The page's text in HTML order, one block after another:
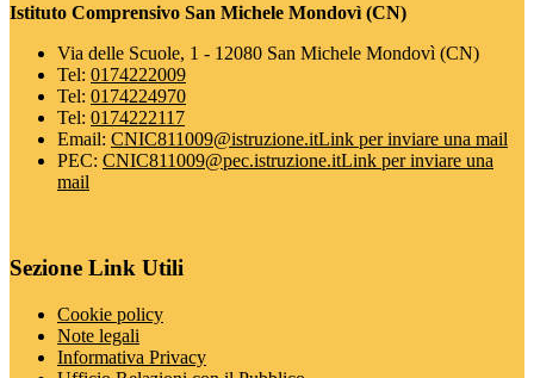
Istituto Comprensivo San Michele Mondovì (CN)
Via delle Scuole, 1 - 12080 San Michele Mondovì (CN)
Tel: 0174222009
Tel: 0174224970
Tel: 0174222117
Email: CNIC811009@istruzione.itLink per inviare una mail
PEC: CNIC811009@pec.istruzione.itLink per inviare una
mail
Sezione Link Utili
Cookie policy
Note legali
Informativa Privacy